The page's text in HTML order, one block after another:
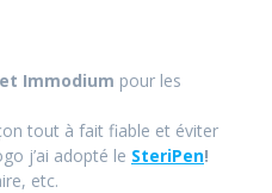
Immodium pour les
tout à fait fiable et éviter
j’ai adopté le SteriPen!
etc.